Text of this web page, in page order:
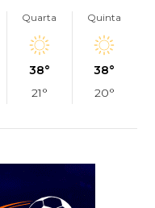
Quarta
38°
21°
Quinta
38°
20°